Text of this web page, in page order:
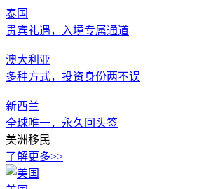
泰国
贵宾礼遇，入境专属通道
澳大利亚
多种方式，投资身份两不误
新西兰
全球唯一，永久回头签
美洲移民
了解更多>>